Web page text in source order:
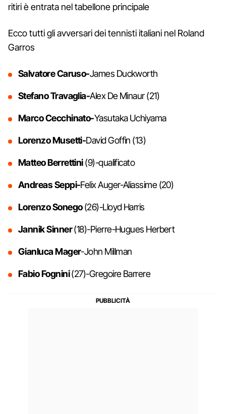
ritiri è entrata nel tabellone principale
Ecco tutti gli avversari dei tennisti italiani nel Roland
Garros
Salvatore Caruso-James Duckworth
Stefano Travaglia-Alex De Minaur (21)
Marco Cecchinato-Yasutaka Uchiyama
Lorenzo Musetti-David Goffin (13)
Matteo Berrettini(9)-qualificato
Andreas Seppi-Felix Auger-Aliassime (20)
Lorenzo Sonego(26)-Lloyd Harris
Jannik Sinner(18)-Pierre-Hugues Herbert
Gianluca Mager-John Millman
Fabio Fognini(27)-Gregoire Barrere